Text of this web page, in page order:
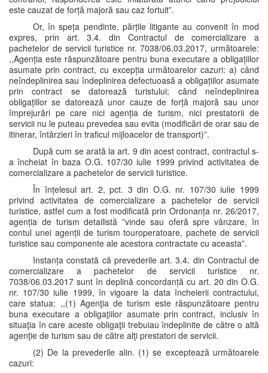
este cauzat de forță majoră sau caz fortuit”.
Or, în speța pendinte, părțile litigante au convenit în mod
expres, prin art. 3.4. din Contractul de comercializare a
pachetelor de servicii turistice nr. 7038/06.03.2017, următoarele:
,,Agenția este răspunzătoare pentru buna executare a obligațiilor
asumate prin contract, cu excepția următoarelor cazuri: a) când
neîndeplinirea sau îndeplinirea defectuoasă a obligațiilor asumate
prin contract se datorează turistului; când neîndeplinirea
obligațiilor se datorează unor cauze de forță majoră sau unor
împrejurări pe care nici agenția de turism, nici prestatorii de
servicii nu le puteau prevedea sau evita (modificări de orar sau de
itinerar, întârzieri în traficul mijloacelor de transport)”.
După cum se arată la art. 9 din acest contract, contractul s-
a încheiat în baza O.G. 107/30 iulie 1999 privind activitatea de
comercializare a pachetelor de servicii turistice.
În înțelesul art. 2, pct. 3 din O.G. nr. 107/30 iulie 1999
privind activitatea de comercializare a pachetelor de servicii
turistice, astfel cum a fost modificată prin Ordonanța nr. 26/2017,
agenția de turism detailistă ”vinde sau oferă spre vânzare, în
contul unei agenții de turism touroperatoare, pachete de servicii
turistice sau componente ale acestora contractate cu aceasta”.
Instanța constată că prevederile art. 3.4. din Contractul de
comercializare a pachetelor de servicii turistice nr.
7038/06.03.2017 sunt în deplină concordanță cu art. 20 din O.G.
nr. 107/30 iulie 1999, în vigoare la data încheierii contractului,
care statua: ,,(1) Agenţia de turism este răspunzătoare pentru
buna executare a obligaţiilor asumate prin contract, inclusiv în
situaţia în care aceste obligaţii trebuiau îndeplinite de către o altă
agenţie de turism sau de către alţi prestatori de servicii.
(2) De la prevederile alin. (1) se exceptează următoarele
cazuri: